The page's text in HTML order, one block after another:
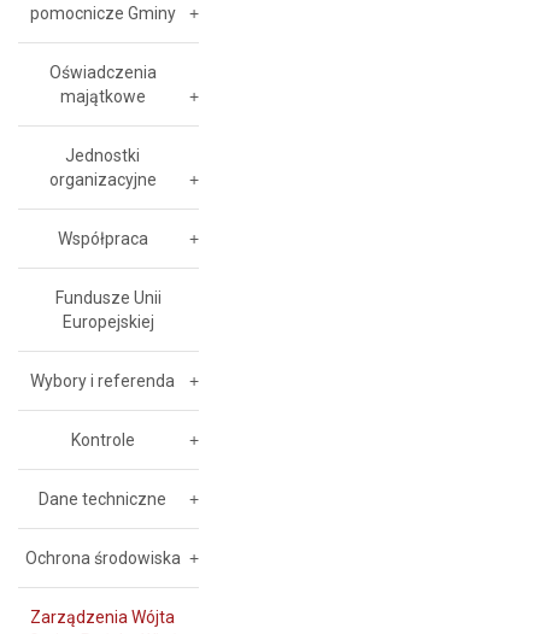
pomocnicze Gminy
Oświadczenia
majątkowe
Jednostki
organizacyjne
Współpraca
Fundusze Unii
Europejskiej
Wybory i referenda
Kontrole
Dane techniczne
Ochrona środowiska
Zarządzenia Wójta